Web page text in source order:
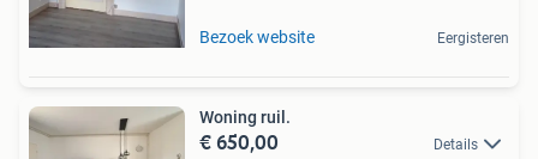
Bezoek website Eergisteren
Woning ruil.
€ 650,00 Details